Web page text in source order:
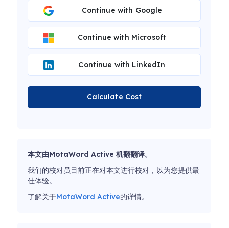
Continue with Google
Continue with Microsoft
Continue with LinkedIn
Calculate Cost
本文由MotaWord Active 机翻翻译。
我们的校对员目前正在对本文进行校对，以为您提供最
佳体验。
了解关于MotaWord Active的详情。